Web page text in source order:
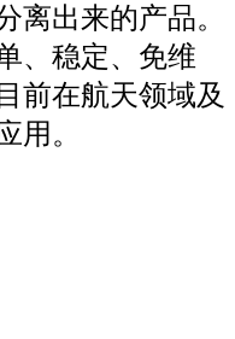
离出来的产品。
、稳定、免维
前在航天领域及
用。